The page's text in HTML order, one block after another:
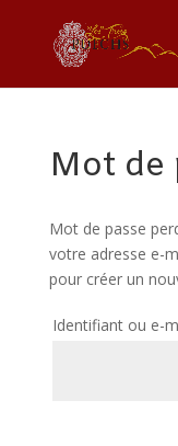
Mot de
Mot de passe
votre adresse e-
pour créer un
Identifiant ou e-